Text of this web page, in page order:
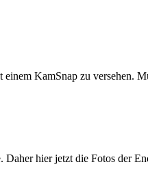
KamSnap zu versehen.
hier jetzt die Fotos der